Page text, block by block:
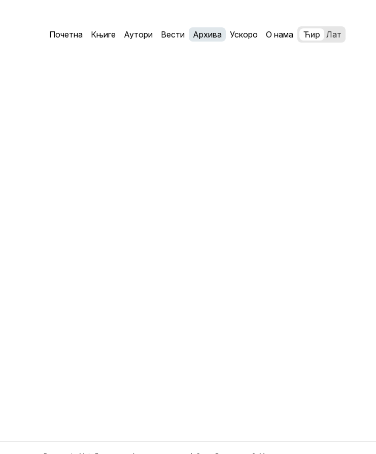
Почетна Књиге Аутори Вести Архива Ускоро О нама Ћир Лат